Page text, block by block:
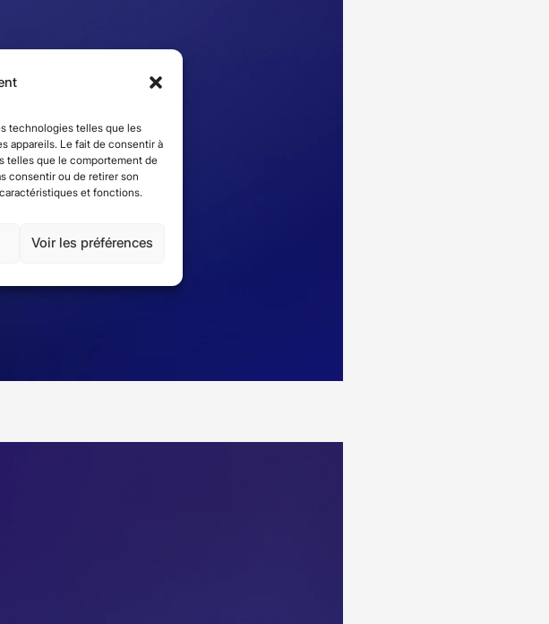
technologies telles que les
appareils. Le fait de consentir à
telles que le comportement de
consentir ou de retirer son
et fonctions.
Voir les préférences